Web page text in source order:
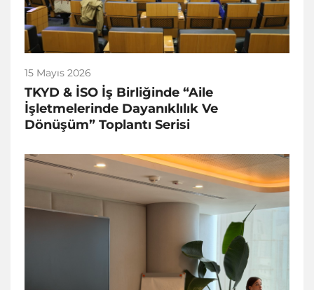
15 Mayıs 2026
TKYD & İSO İş Birliğinde “Aile
İşletmelerinde Dayanıklılık Ve
Dönüşüm” Toplantı Serisi